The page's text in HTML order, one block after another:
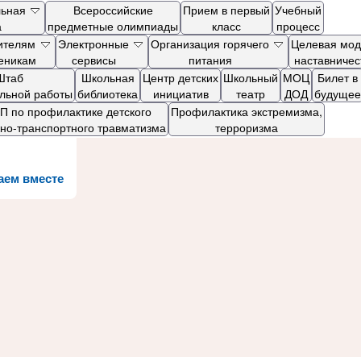
Всероссийские
предметные олимпиады
Прием в первый
класс
Учебный
процесс
Электронные
сервисы
Организация горячего
питания
Целевая
работы
Школьная
библиотека
Центр детских
инициатив
Школьный
театр
МОЦ
ДОД
Билет в
будущее
по профилактике детского
транспортного травматизма
Профилактика экстремизма,
терроризма
вместе